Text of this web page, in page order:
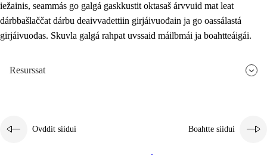
iežainis, seammás go galgá gaskkustit oktasaš árvvuid mat leat
dárbbašlaččat dárbu deaivvadettiin girjáivuođain ja go oassálastá
girjáivuođas. Skuvla galgá rahpat uvssaid máilbmái ja boahtteáigái.
Resurssat
Ovddit siidui Boahtte siidui